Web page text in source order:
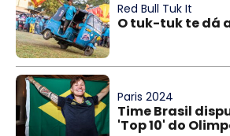
Red Bull Tuk It
O tuk-tuk te dá
Paris 2024
Time Brasil
'Top 10' do